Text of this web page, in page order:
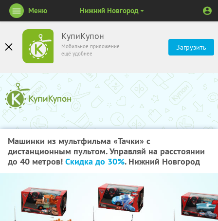
КупиКупон
Мобильное приложение
ещё удобнее
Загрузить
Меню Нижний Новгород
Машинки из мультфильма «Тачки» с
дистанционным пультом. Управляй на расстоянии
до 40 метров! Скидка до 30%. Нижний Новгород